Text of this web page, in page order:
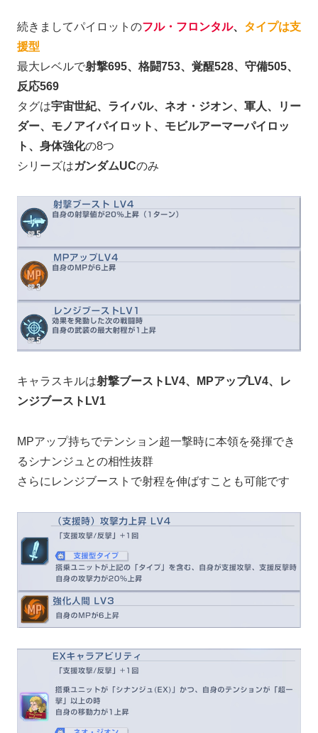
続きましてパイロットのフル・フロンタル、 タイプは支
援型
最大レベルで射撃695、格闘753、覚醒528、守備505、
反応569
タグは宇宙世紀、ライバル、ネオ・ジオン、軍人、リー
ダー、モノアイパイロット、モビルアーマーパイロッ
ト、身体強化の8つ
シリーズはガンダムUCのみ
キャラスキルは射撃ブーストLV4、MPアップLV4、レ
ンジブーストLV1
MPアップ持ちでテンション超一撃時に本領を発揮でき
るシナンジュとの相性抜群
さらにレンジブーストで射程を伸ばすことも可能です